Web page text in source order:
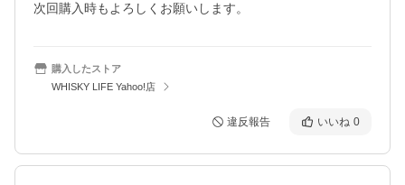
次回購入時もよろしくお願いします。
購入したストア
WHISKY LIFE Yahoo!店
違反報告 いいね 0